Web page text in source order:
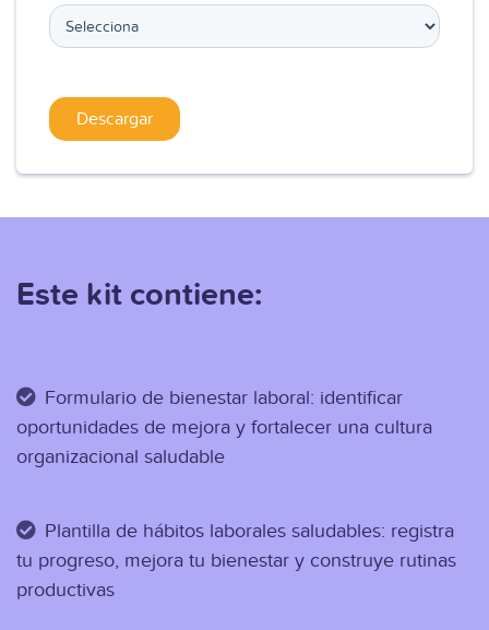
Este kit contiene:
Formulario de bienestar laboral: identificar
oportunidades de mejora y fortalecer una cultura
organizacional saludable
Plantilla de hábitos laborales saludables: registra
tu progreso, mejora tu bienestar y construye rutinas
productivas